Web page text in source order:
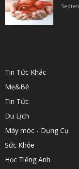
Tin Tức Khác
Mẹ&Bé
Tin Tức
Du Lịch
Máy móc - Dụng Cụ
Sức Khỏe
Học Tiếng Anh